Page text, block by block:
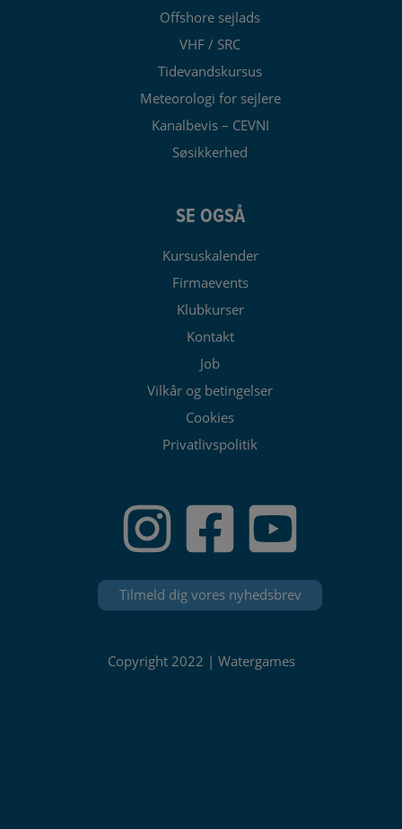
Offshore sejlads
VHF / SRC
Tidevandskursus
Meteorologi for sejlere
Kanalbevis – CEVNI
Søsikkerhed
SE OGSÅ
Kursuskalender
Firmaevents
Klubkurser
Kontakt
Job
Vilkår og betingelser
Cookies
Privatlivspolitik
Tilmeld dig vores nyhedsbrev
Copyright 2022 | Watergames